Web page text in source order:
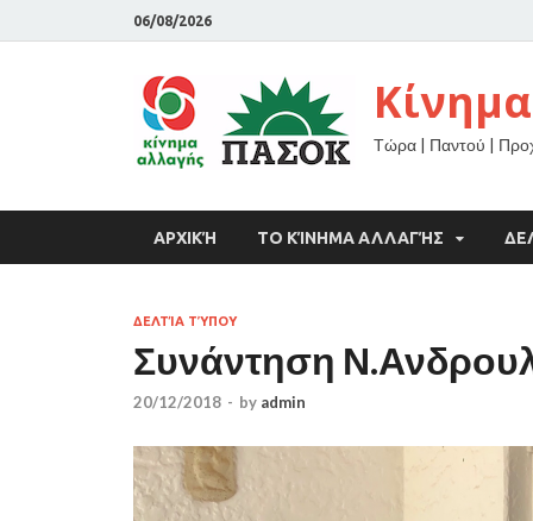
06/08/2026
Τώρα | Παντού |
ΑΡΧΙΚΉ ΤΟ ΚΊΝΗΜΑ ΑΛΛΑΓΉΣ
ΔΕΛΤΊΑ ΤΎΠΟΥ
Συνάντηση
20/12/2018 - by admin